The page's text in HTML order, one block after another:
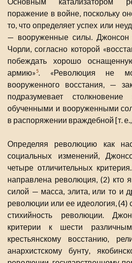
поражение в войне, поскольку
то, что определяет успех или
— вооруженные силы. Джонсон
Чорли, согласно которой
побеждать хорошо
армию»5. «Революция не
вооруженного восстания, —
подразумевает
обученными и вооруженными
в распоряжении враждебной [т.
Определяя революцию как
социальных изменений,
четыре отличительных
направлена революция, (2) кто
силой — масса, элита, или то и
революции или ее идеология, (4)
стихийность революции.
критерии к шести
крестьянскому восстанию,
анархистскому бунту,